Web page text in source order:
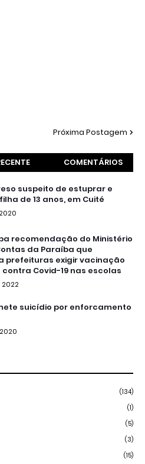
Próxima Postagem
COMENTÁRIOS
suspeito de estuprar e
de 13 anos, em Cuité
recomendação do Ministério
da Paraíba que
prefeituras exigir vacinação
Covid-19 nas escolas
2022
suicídio por enforcamento
(134)
(1)
(5)
(3)
(15)